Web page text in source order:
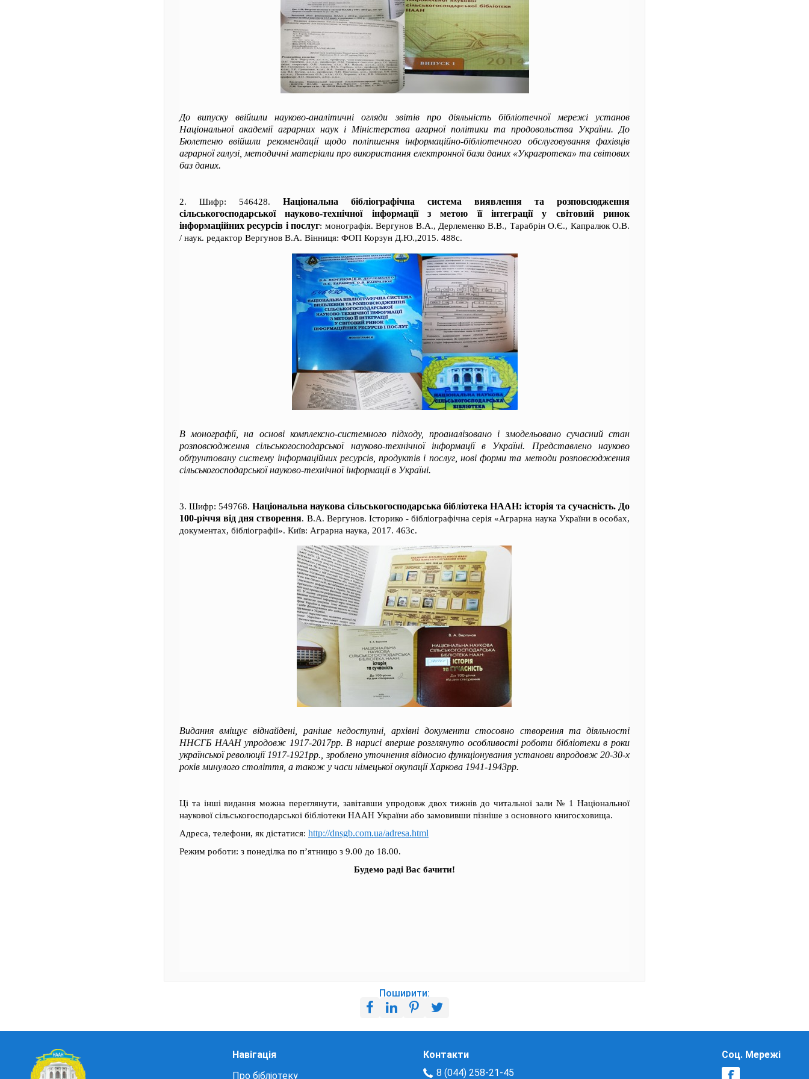
До випуску ввійшли науково-аналітичні огляди звітів про діяльність бібліотечної мережі установ
Національної академії аграрних наук і Міністерства агарної політики та продовольства України. До
Бюлетеню ввійшли рекомендації щодо поліпшення інформаційно-бібліотечного обслуговування фахівців
аграрної галузі, методичні матеріали про використання електронної бази даних «Украгротека» та світових
баз даних.
2. Шифр: 546428. Національна бібліографічна система виявлення та розповсюдження
сільськогосподарської науково-технічної інформації з метою її інтеграції у світовий ринок
інформаційних ресурсів і послуг: монографія. Вергунов В.А., Дерлеменко В.В., Тарабрін О.Є., Капралюк О.В.
/ наук. редактор Вергунов В.А. Вінниця: ФОП Корзун Д.Ю.,2015. 488с.
В монографії, на основі комплексно-системного підходу, проаналізовано і змодельовано сучасний стан
розповсюдження сільськогосподарської науково-технічної інформації в Україні. Представлено науково
обґрунтовану систему інформаційних ресурсів, продуктів і послуг, нові форми та методи розповсюдження
сільськогосподарської науково-технічної інформації в Україні.
3. Шифр: 549768. Національна наукова сільськогосподарська бібліотека НААН: історія та сучасність. До
100-річчя від дня створення. В.А. Вергунов. Історико - бібліографічна серія «Аграрна наука України в особах,
документах, бібліографії». Київ: Аграрна наука, 2017. 463с.
Видання вміщує віднайдені, раніше недоступні, архівні документи стосовно створення та діяльності
ННСГБ НААН упродовж 1917-2017рр. В нарисі вперше розглянуто особливості роботи бібліотеки в роки
української революції 1917-1921рр., зроблено уточнення відносно функціонування установи впродовж 20-30-х
років минулого століття, а також у часи німецької окупації Харкова 1941-1943рр.
Ці та інші видання можна переглянути, завітавши упродовж двох тижнів до читальної зали № 1 Національної
наукової сільськогосподарської бібліотеки НААН України або замовивши пізніше з основного книгосховища.
Адреса, телефони, як дістатися: http://dnsgb.com.ua/adresa.html
Режим роботи: з понеділка по п’ятницю з 9.00 до 18.00.
Будемо раді Вас бачити!
Поширити:
Навігація
Про бібліотеку
Контакти
8 (044) 258-21-45
Соц. Мережі